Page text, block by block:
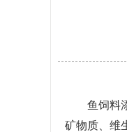
鱼饲料
矿物质、维